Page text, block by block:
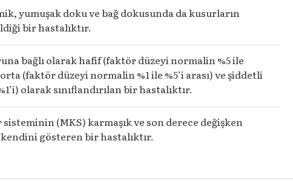
yumuşak doku ve bağ dokusunda da kusurların
bir hastalıktır.
bağlı olarak hafif (faktör düzeyi normalin %5 ile
orta (faktör düzeyi normalin %1 ile %5’i arası) ve şiddetli
olarak sınıflandırılan bir hastalıktır.
(MKS) karmaşık ve son derece değişken
gösteren bir hastalıktır.